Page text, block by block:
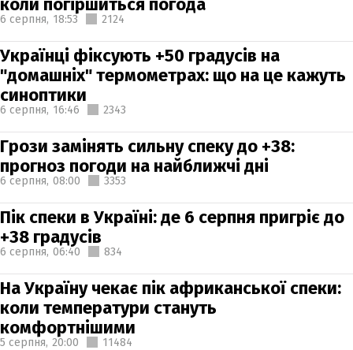
6 серпня, 18:53 2124
Українці фіксують +50 градусів на
"домашніх" термометрах: що на це кажуть
синоптики
6 серпня, 16:46 2343
Грози замінять сильну спеку до +38:
прогноз погоди на найближчі дні
6 серпня, 08:00 3353
Пік спеки в Україні: де 6 серпня пригріє до
+38 градусів
6 серпня, 06:40 834
На Україну чекає пік африканської спеки:
коли температури стануть
комфортнішими
5 серпня, 20:00 11484